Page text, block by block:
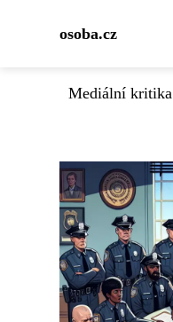
osoba.cz
Mediální kritika